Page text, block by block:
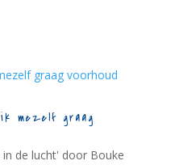
mezelf graag
de lucht' door Bouke